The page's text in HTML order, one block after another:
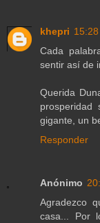
khepri 15:28
Cada
sentir así de
Querida
gigante, un
Responder
Anónimo
Agradezco
casa... Por